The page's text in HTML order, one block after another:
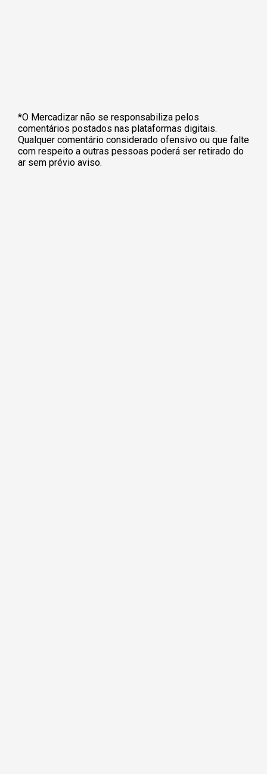
*O Mercadizar não se responsabiliza pelos
comentários postados nas plataformas digitais.
Qualquer comentário considerado ofensivo ou que falte
com respeito a outras pessoas poderá ser retirado do
ar sem prévio aviso.